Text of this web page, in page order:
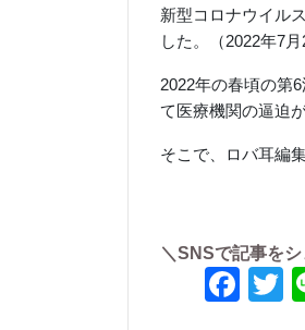
新型コロナウイル
した。（2022年7月
2022年の春頃の第
て医療機関の逼迫
そこで、ロバ耳編
＼SNSで記事をシ